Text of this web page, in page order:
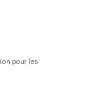
pour les